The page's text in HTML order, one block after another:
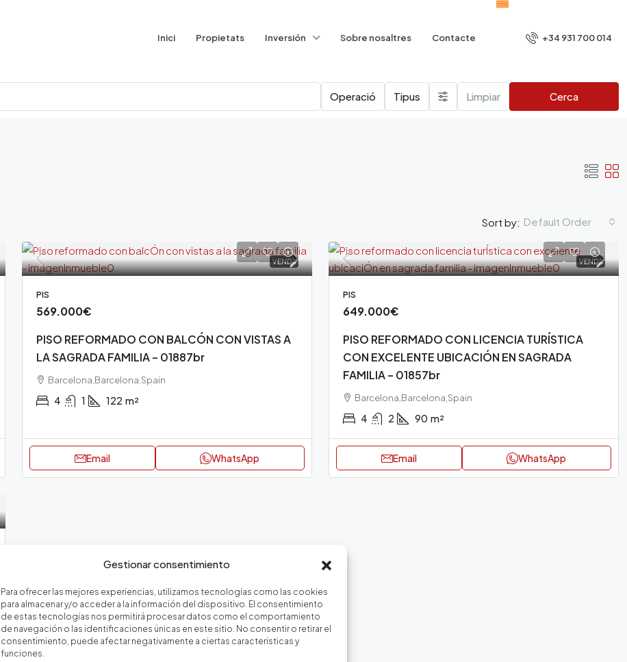
Gestionar consentimiento
Para ofrecer las mejores experiencias, utilizamos tecnologías como las cookies
para almacenar y/o acceder a la información del dispositivo. El consentimiento
de estas tecnologías nos permitirá procesar datos como el comportamiento
de navegación o las identificaciones únicas en este sitio. No consentir o retirar el
consentimiento, puede afectar negativamente a ciertas características y
funciones.
Inici Propietats Inversión Sobre nosaltres Contacte +34 931 700 014
Operació Tipus Limpiar Cerca
Sort by: Default Order
VENDA
PIS
569.000€
PISO REFORMADO CON BALCÓN CON VISTAS A
LA SAGRADA FAMILIA – 01887br
Barcelona,Barcelona,Spain
4 1 122 m²
Email WhatsApp
VENDA
PIS
649.000€
PISO REFORMADO CON LICENCIA TURÍSTICA
CON EXCELENTE UBICACIÓN EN SAGRADA
FAMILIA – 01857br
Barcelona,Barcelona,Spain
4 2 90 m²
Email WhatsApp